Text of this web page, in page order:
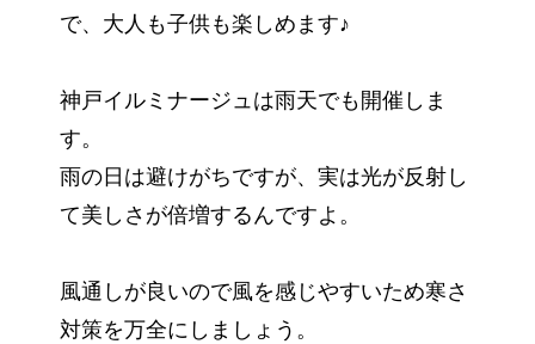
で、大人も子供も楽しめます♪
神戸イルミナージュは雨天でも開催しま
す。
雨の日は避けがちですが、実は光が反射し
て美しさが倍増するんですよ。
風通しが良いので風を感じやすいため寒さ
対策を万全にしましょう。